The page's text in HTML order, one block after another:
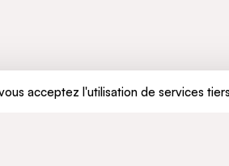
acceptez l'utilisation de services